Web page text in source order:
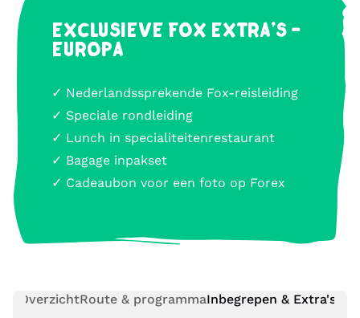
EXCLUSIEVE FOX EXTRA'S -
EUROPA
✓ Nederlandssprekende Fox-reisleiding
✓ Speciale rondleiding
✓ Lunch in specialiteitenrestaurant
✓ Bagage inpakset
✓ Cadeaubon voor een foto op Forex
OverzichtRoute & programmaInbegrepen & Extra's